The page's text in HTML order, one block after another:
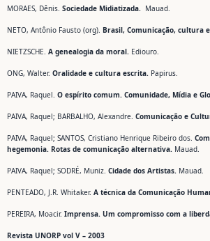
MORAES, Dênis. Sociedade Midiatizada. Mauad.
NETO, Antônio Fausto (org). Brasil, Comunicação, cultura
NIETZSCHE. A genealogia da moral. Ediouro.
ONG, Walter. Oralidade e cultura escrita. Papirus.
PAIVA, Raquel. O espírito comum. Comunidade, Mídia e
PAIVA, Raquel; BARBALHO, Alexandre. Comunicação e
PAIVA, Raquel; SANTOS, Cristiano Henrique Ribeiro dos.
hegemonia. Rotas de comunicação alternativa. Mauad.
PAIVA, Raquel; SODRÉ, Muniz. Cidade dos Artistas. Mauad.
PENTEADO, J.R. Whitaker. A técnica da Comunicação
PEREIRA, Moacir. Imprensa. Um compromisso com a
Revista UNORP vol V – 2003